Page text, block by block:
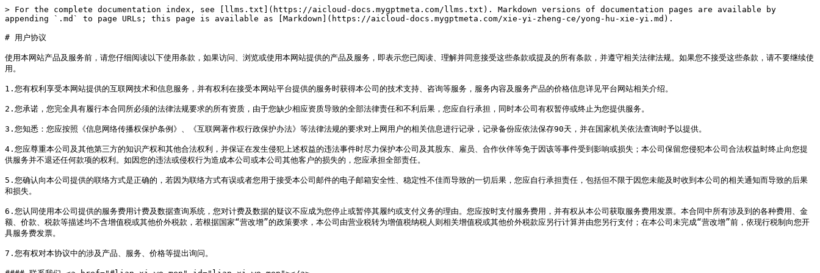
> For the complete documentation index, see [llms.txt](https://aicloud-docs.mygptmeta.com/llms.txt). Markdown versions of documentation pages are available by
appending `.md` to page URLs; this page is available as [Markdown](https://aicloud-docs.mygptmeta.com/xie-yi-zheng-ce/yong-hu-xie-yi.md).
# 用户协议
使用本网站产品及服务前，请您仔细阅读以下使用条款，如果访问、浏览或使用本网站提供的产品及服务，即表示您已阅读、理解并同意接受这些条款或提及的所有条款，并遵守相关法律法规。如果您不接受这些条款，请不要继续使
用。
1.您有权利享受本网站提供的互联网技术和信息服务，并有权利在接受本网站平台提供的服务时获得本公司的技术支持、咨询等服务，服务内容及服务产品的价格信息详见平台网站相关介绍。
2.您承诺，您完全具有履行本合同所必须的法律法规要求的所有资质，由于您缺少相应资质导致的全部法律责任和不利后果，您应自行承担，同时本公司有权暂停或终止为您提供服务。
3.您知悉：您应按照《信息网络传播权保护条例》、《互联网著作权行政保护办法》等法律法规的要求对上网用户的相关信息进行记录，记录备份应依法保存90天，并在国家机关依法查询时予以提供。
4.您应尊重本公司及其他第三方的知识产权和其他合法权利，并保证在发生侵犯上述权益的违法事件时尽力保护本公司及其股东、雇员、合作伙伴等免于因该等事件受到影响或损失；本公司保留您侵犯本公司合法权益时终止向您提
供服务并不退还任何款项的权利。如因您的违法或侵权行为造成本公司或本公司其他客户的损失的，您应承担全部责任。
5.您确认向本公司提供的联络方式是正确的，若因为联络方式有误或者您用于接受本公司邮件的电子邮箱安全性、稳定性不佳而导致的一切后果，您应自行承担责任，包括但不限于因您未能及时收到本公司的相关通知而导致的后果
和损失。
6.您认同使用本公司提供的服务费用计费及数据查询系统，您对计费及数据的疑议不应成为您停止或暂停其履约或支付义务的理由。您应按时支付服务费用，并有权从本公司获取服务费用发票。本合同中所有涉及到的各种费用、金
额、价款、税款等描述均不含增值税或其他价外税款，若根据国家“营改增”的政策要求，本公司由营业税转为增值税纳税人则相关增值税或其他价外税款应另行计算并由您另行支付；在本公司未完成“营改增”前，依现行税制向您开
具服务费发票。
7.您有权对本协议中的涉及产品、服务、价格等提出询问。